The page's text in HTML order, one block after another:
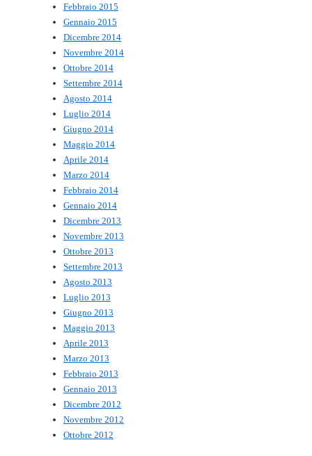
Febbraio 2015
Gennaio 2015
Dicembre 2014
Novembre 2014
Ottobre 2014
Settembre 2014
Agosto 2014
Luglio 2014
Giugno 2014
Maggio 2014
Aprile 2014
Marzo 2014
Febbraio 2014
Gennaio 2014
Dicembre 2013
Novembre 2013
Ottobre 2013
Settembre 2013
Agosto 2013
Luglio 2013
Giugno 2013
Maggio 2013
Aprile 2013
Marzo 2013
Febbraio 2013
Gennaio 2013
Dicembre 2012
Novembre 2012
Ottobre 2012